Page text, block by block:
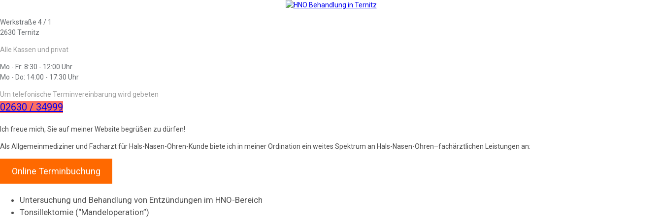
Werkstraße 4 / 1
2630 Ternitz
Alle Kassen und privat
Mo - Fr: 8:30 - 12:00 Uhr
Mo - Do: 14:00 - 17:30 Uhr
Um telefonische Terminvereinbarung wird gebeten
02630 / 34999
Ich freue mich, Sie auf meiner Website begrüßen zu dürfen!
Als Allgemeinmediziner und Facharzt für Hals-Nasen-Ohren-Kunde biete ich in meiner Ordination ein weites Spektrum an Hals-Nasen-Ohren–fachärztlichen Leistungen an:
Online Terminbuchung
Untersuchung und Behandlung von Entzündungen im HNO-Bereich
Tonsillektomie (“Mandeloperation”)